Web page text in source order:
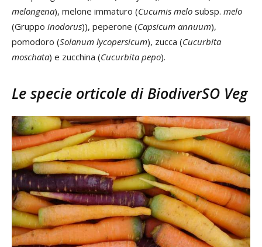
melongena), melone immaturo (Cucumis melo subsp. melo
(Gruppo inodorus)), peperone (Capsicum annuum),
pomodoro (Solanum lycopersicum), zucca (Cucurbita
moschata) e zucchina (Cucurbita pepo).
Le specie orticole di BiodiverSO Veg